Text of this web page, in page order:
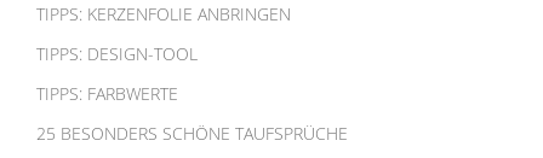
TIPPS: KERZENFOLIE ANBRINGEN
TIPPS: DESIGN-TOOL
TIPPS: FARBWERTE
25 BESONDERS SCHÖNE TAUFSPRÜCHE